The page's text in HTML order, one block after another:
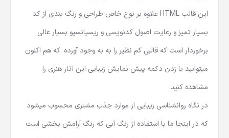
این قالب HTML
علاوه بر نوع خاص طراحی و رنگ بندی از کد
بسیار تمیز و رعایت اصول کدنویسی و ریسپانسیو بسیار عالی
برخوردار است که قالبی کم نظیر را به به وجود آورده .که هم اکنون
میتوانید با زدن دکمه پیش نمایش زیبایی این آثار هنری را
مشاهده کنید.
در نگاه روانشناسی زیبایی از موارد جذب مشتری محسوب میشود
که در اینجا ما با استفاده از رنگ آبی که رنگ آرامش بخشی است